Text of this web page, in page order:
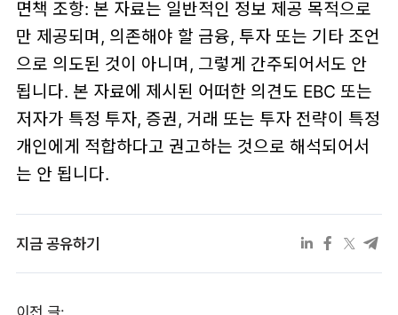
면책 조항: 본 자료는 일반적인 정보 제공 목적으로
만 제공되며, 의존해야 할 금융, 투자 또는 기타 조언
으로 의도된 것이 아니며, 그렇게 간주되어서도 안
됩니다. 본 자료에 제시된 어떠한 의견도 EBC 또는
저자가 특정 투자, 증권, 거래 또는 투자 전략이 특정
개인에게 적합하다고 권고하는 것으로 해석되어서
는 안 됩니다.
지금 공유하기